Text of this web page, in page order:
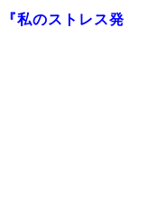
『私のストレス発